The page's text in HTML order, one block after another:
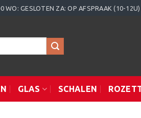
WO: GESLOTEN ZA: OP AFSPRAAK (10-12U)
GLAS SCHALEN